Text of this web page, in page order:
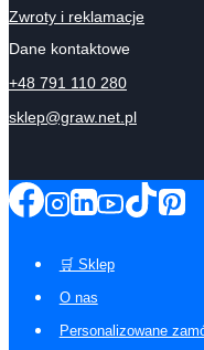
Zwroty i reklamacje
Dane kontaktowe
+48 791 110 280
sklep@graw.net.pl
🛒 Sklep
O nas
Personalizowane